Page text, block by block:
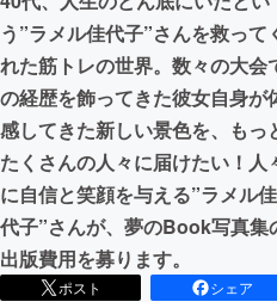
CAMPFIRE for Social
CAMPFIREふるさと納税
う”ラメル佳代子”さんを救って
れた筋トレの世界。数々の大会
の経歴を飾ってきた彼女自身が
感してきた新しい景色を、もっ
たくさんの人々に届けたい！人
に自信と笑顔を与える”ラメル佳
代子”さんが、夢のBook写真集
出版費用を募ります。
ポスト
シェア